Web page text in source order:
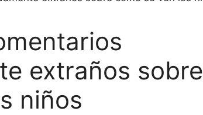
extraños sobre
niños